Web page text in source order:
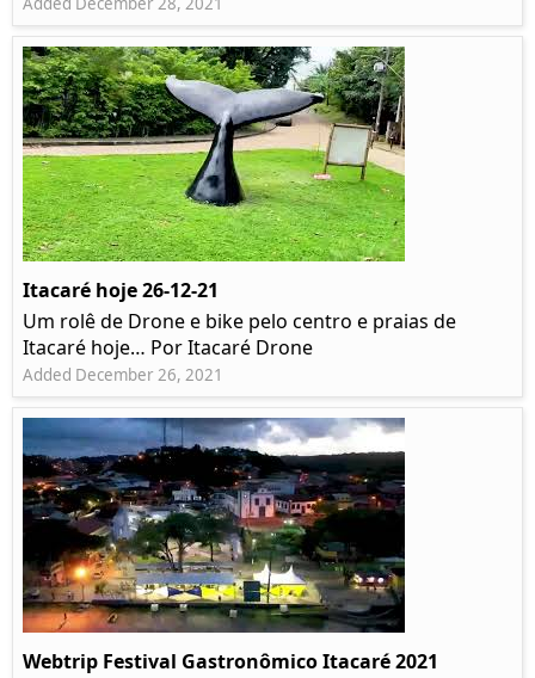
Itacaré hoje 26-12-21
Um rolê de Drone e bike pelo centro e praias de
Itacaré hoje… Por Itacaré Drone
Added December 26, 2021
Webtrip Festival Gastronômico Itacaré 2021